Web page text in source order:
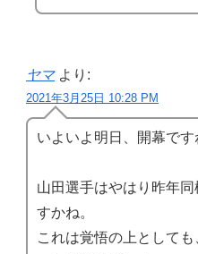
ヤマ より:
2021年3月25日 10:28 PM
いよいよ明日、開幕です
山田選手はやはり昨年
すかね。
これは覚悟の上として